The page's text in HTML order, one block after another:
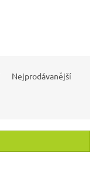
Nejprodávanější